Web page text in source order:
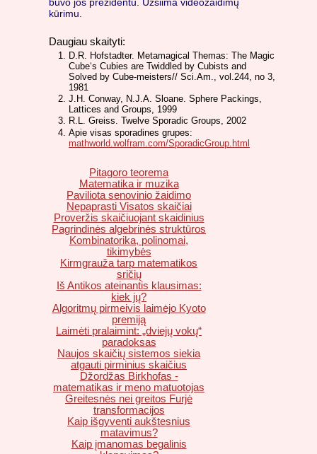
kūrimu.
Daugiau skaityti:
D.R. Hofstadter. Metamagical Themas: The Magic
Cube‘s Cubies are Twiddled by Cubists and
Solved by Cube-meisters// Sci.Am., vol.244, no 3,
1981
J.H. Conway, N.J.A. Sloane. Sphere Packings,
Lattices and Groups, 1999
R.L. Greiss. Twelve Sporadic Groups, 2002
Apie visas sporadines grupes:
mathworld.wolfram.com/SporadicGroup.html
Pitagoro teorema
Matematika ir muzika
Paviliota senovinio žaidimo
Nepaprasti Visatos skaičiai
Proveržis skaičiuojant skaidinius
Pagrindinės algebrinės struktūros
Kombinatorika, polinomai,
tikimybės
Kirmgrauža tarp matematikos
sričių
Iš Antikos ateinantis klausimas:
kiek jų?
Algoritmų pirmeivis laimėjo Kyoto
premiją
Laimėti pralaimint: „dviejų vokų“
paradoksas
Naujos skaičių sistemos siekia
atgauti pirminius skaičius
Džordžas Birkhofas -
matematikas ir meno matuotojas
Greitesnės nei greitos Furjė
transformacijos
Kaip išgyventi aukštesnius
matavimus?
Kaip įmanomas begalinis